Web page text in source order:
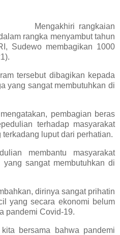
Mengakhiri rangkaian
rangka menyambut tahun
Sudewo membagikan 1000
tersebut dibagikan kepada
yang sangat membutuhkan di
pembagian beras
terhadap masyarakat
luput dari perhatian.
membantu masyarakat
sangat membutuhkan di
dirinya sangat prihatin
yang secara ekonomi belum
pandemi Covid-19.
bersama bahwa pandemi